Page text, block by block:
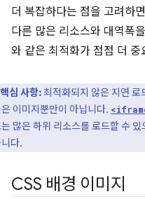
더 복잡하다는 점을 고려하
다른 많은 리소스와 대역폭
와 같은 최적화가 점점 더 중
핵심 사항:최적화되지 않은 지연 로
이미지뿐만이 아닙니다.
많은 하위 리소스를 로드할 수
다.
CSS 배경 이미지